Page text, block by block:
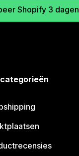
Shopify 3